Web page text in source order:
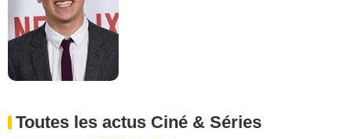
Toutes les actus Ciné & Séries